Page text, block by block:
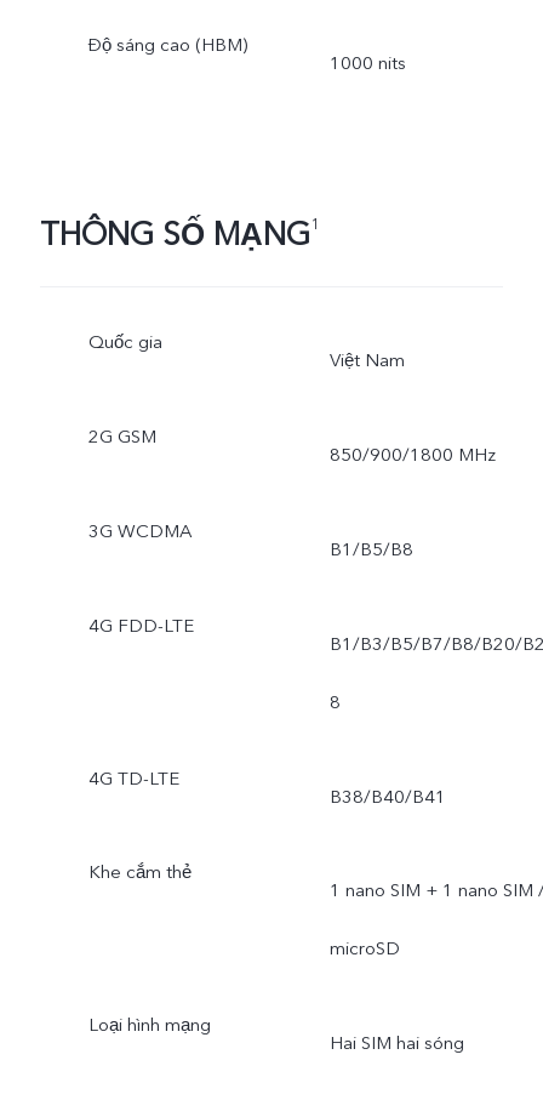
Độ sáng cao (HBM)
1000 nits
THÔNG SỐ MẠNG1
Quốc gia
Việt Nam
2G GSM
850/900/1800 MHz
3G WCDMA
B1/B5/B8
4G FDD-LTE
B1/B3/B5/B7/B8/B20/
8
4G TD-LTE
B38/B40/B41
Khe cắm thẻ
1 nano SIM + 1 nano SIM
microSD
Loại hình mạng
Hai SIM hai sóng